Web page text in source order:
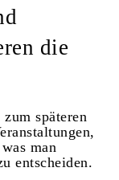
die
späteren
man
entscheiden.